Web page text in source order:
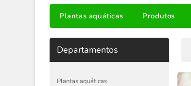
Plantas aquáticas Produtos
Departamentos
Plantas aquáticas